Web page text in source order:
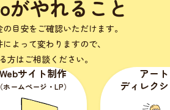
がやれること
目安をご確認いただけます。
よって変わりますので、
方はご相談ください。
サイト制作
ムページ・LP）
アート
ディレクショ